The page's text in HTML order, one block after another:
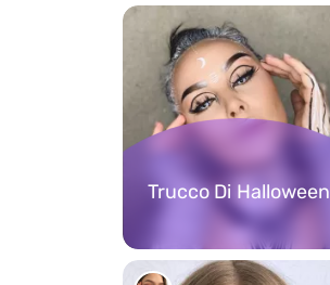
Trucco Di Halloween